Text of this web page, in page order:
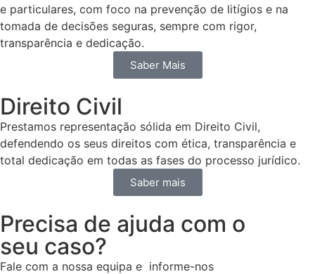
e particulares, com foco na prevenção de litígios e na
tomada de decisões seguras, sempre com rigor,
transparência e dedicação.
Saber Mais
Direito Civil
Prestamos representação sólida em Direito Civil,
defendendo os seus direitos com ética, transparência e
total dedicação em todas as fases do processo jurídico.
Saber mais
Precisa de ajuda com o
seu caso?
Fale com a nossa equipa e informe-nos